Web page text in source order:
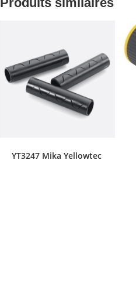
YT3247 Mika Yellowtec